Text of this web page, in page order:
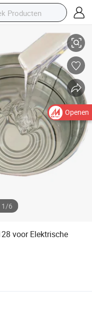
1/6
voor Elektrische
Openen